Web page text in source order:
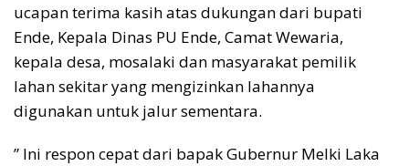
ucapan terima kasih atas dukungan dari bupati
Ende, Kepala Dinas PU Ende, Camat Wewaria,
kepala desa, mosalaki dan masyarakat pemilik
lahan sekitar yang mengizinkan lahannya
digunakan untuk jalur sementara.
” Ini respon cepat dari bapak Gubernur Melki Laka